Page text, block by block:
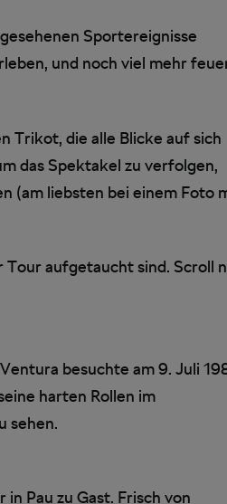
Sportereignisse
und noch viel mehr
Trikot, die alle Blicke auf sich
das Spektakel zu verfolgen,
(am liebsten bei einem Foto
aufgetaucht sind. Scroll
besuchte am 9. Juli
harten Rollen im
sehen.
Pau zu Gast. Frisch von